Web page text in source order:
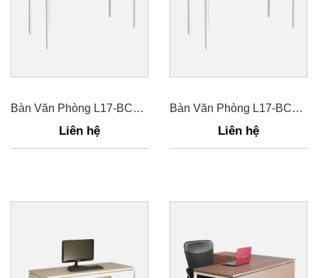
Bàn Văn Phòng L17-BCH12
Liên hệ
Bàn Văn Phòng L17-BCH14
Liên hệ